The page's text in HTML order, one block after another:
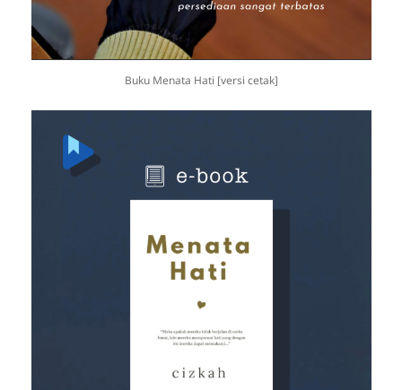
Buku Menata Hati [versi cetak]